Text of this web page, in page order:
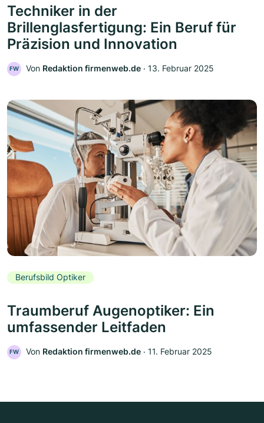
Techniker in der
Brillenglasfertigung: Ein Beruf für
Präzision und Innovation
FW Von Redaktion firmenweb.de ‧ 13. Februar 2025
Berufsbild Optiker
Traumberuf Augenoptiker: Ein
umfassender Leitfaden
FW Von Redaktion firmenweb.de ‧ 11. Februar 2025